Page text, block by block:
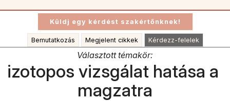
Bemutatkozás Megjelent cikkek Kérdezz-felelek
Választott témakör:
izotopos vizsgálat hatása a
magzatra